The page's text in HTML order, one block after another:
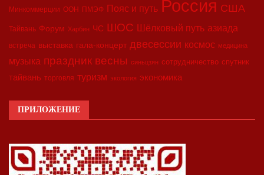
Минкоммерции ООН ПМЭФ Пояс и путь Россия США
Тайвань Форум Харбин ЧС ШОС Шёлковый путь азиада
встреча выставка гала-концерт двесессии космос медицина
музыка праздник весны синьцзян сотрудничество спутник
тайвань торговля туризм экология экономика
ПРИЛОЖЕНИЕ